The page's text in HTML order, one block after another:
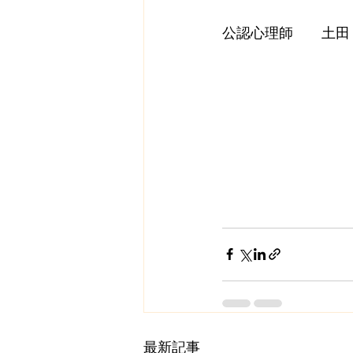
公認心理師　　土
最新記事